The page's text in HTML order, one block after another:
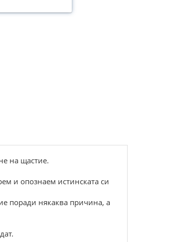
на щастие.
и опознаем истинската си
поради някаква причина, а